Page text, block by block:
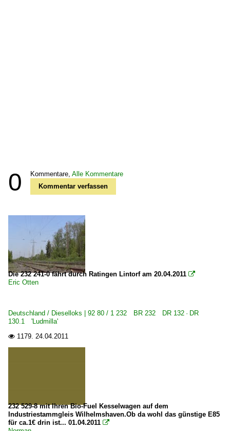
0 Kommentare, Alle Kommentare
Kommentar verfassen
Die 232 241-0 fährt durch Ratingen Lintorf am 20.04.2011 
Eric Otten
Deutschland / Dieselloks | 92 80 / 1 232 BR 232 DR 132 · DR
130.1 'Ludmilla'
 1179. 24.04.2011
232 529-8 mit Ihren Bio-Fuel Kesselwagen auf dem
Industriestammgleis Wilhelmshaven.Ob da wohl das günstige E85
für ca.1€ drin ist... 01.04.2011 